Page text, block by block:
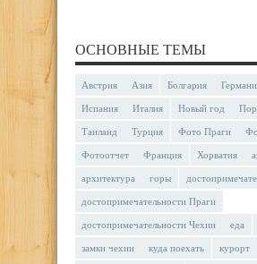
ОСНОВНЫЕ ТЕМЫ
Австрия Азия Болгария
Испания Италия Новый год
Таиланд Турция Фото Праги
Фотоотчет Франция Хорватия
архитектура горы
достопримечательности Праги
достопримечательности Чехии еда
замки чехии куда поехать курорт